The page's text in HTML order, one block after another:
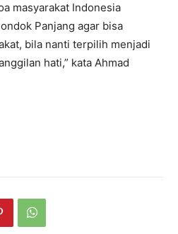
masyarakat Indonesia
Panjang agar bisa
bila nanti terpilih menjadi
hati,” kata Ahmad